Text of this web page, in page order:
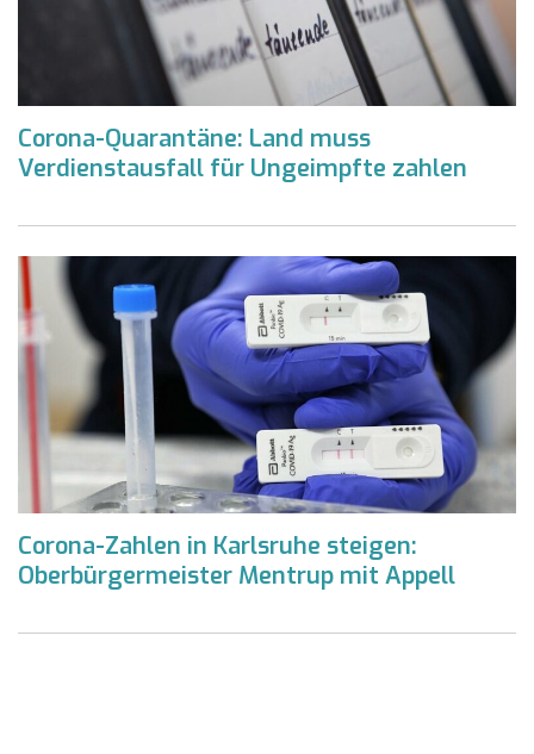
Corona-Quarantäne: Land muss
Verdienstausfall für Ungeimpfte zahlen
Corona-Zahlen in Karlsruhe steigen:
Oberbürgermeister Mentrup mit Appell